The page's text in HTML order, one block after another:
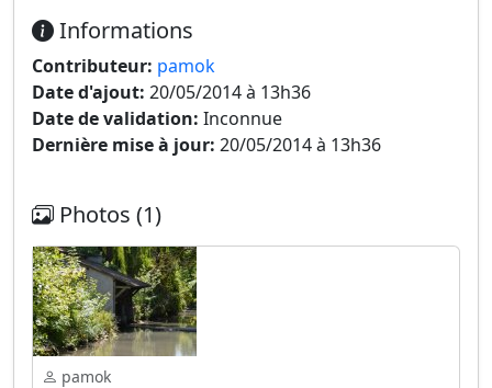
Informations
Contributeur: pamok
Date d'ajout: 20/05/2014 à 13h36
Date de validation: Inconnue
Dernière mise à jour: 20/05/2014 à 13h36
Photos (1)
pamok